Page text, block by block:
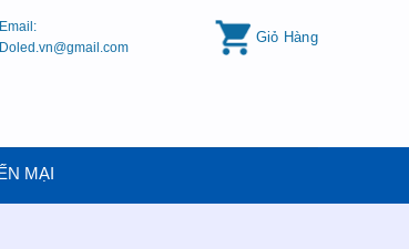
Email:
Doled.vn@gmail.com
Giỏ Hàng
MẠI